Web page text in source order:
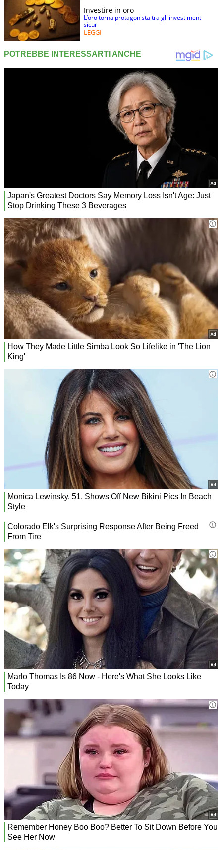
Investire in oro
L’oro torna protagonista tra gli investimenti
sicuri
LEGGI